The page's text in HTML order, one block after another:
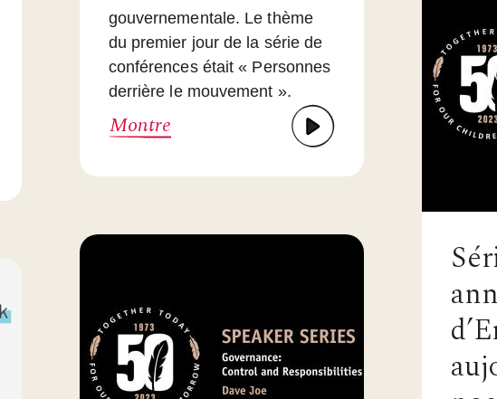
gouvernementale. Le thème
du premier jour de la série de
conférences était « Personnes
derrière le mouvement ».
Montre